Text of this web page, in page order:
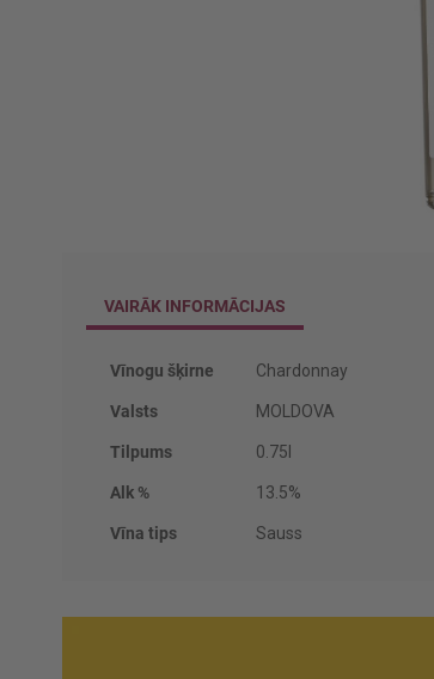
sākumuVAIRĀK INFORMĀCIJAS
Vairāk
Vīnogu šķirne Chardonnay
Valsts MOLDOVA
Tilpums 0.75l
Alk % 13.5%
Vīna tips Sauss